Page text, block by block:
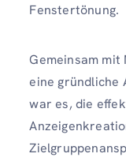
Fenstertönung.
Gemeinsam
eine gründliche
war es, die